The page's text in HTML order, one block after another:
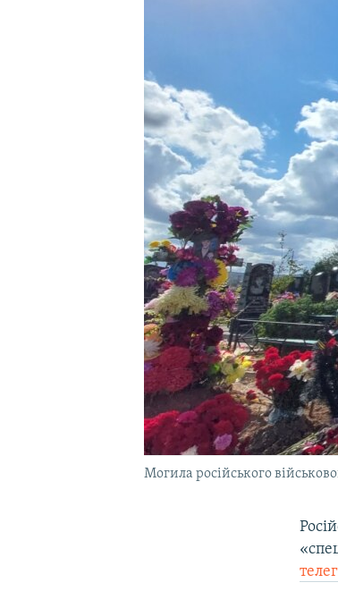
Могила російського